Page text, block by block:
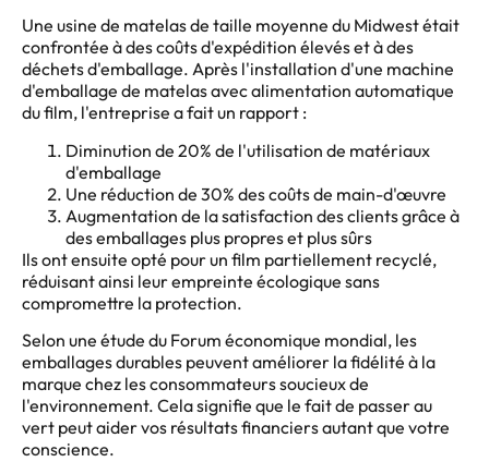
Une usine de matelas de taille moyenne du Midwest était
confrontée à des coûts d'expédition élevés et à des
déchets d'emballage. Après l'installation d'une machine
d'emballage de matelas avec alimentation automatique
du film, l'entreprise a fait un rapport :
Diminution de 20% de l'utilisation de matériaux
d'emballage
Une réduction de 30% des coûts de main-d'œuvre
Augmentation de la satisfaction des clients grâce à
des emballages plus propres et plus sûrs
Ils ont ensuite opté pour un film partiellement recyclé,
réduisant ainsi leur empreinte écologique sans
compromettre la protection.
Selon une étude du Forum économique mondial, les
emballages durables peuvent améliorer la fidélité à la
marque chez les consommateurs soucieux de
l'environnement. Cela signifie que le fait de passer au
vert peut aider vos résultats financiers autant que votre
conscience.